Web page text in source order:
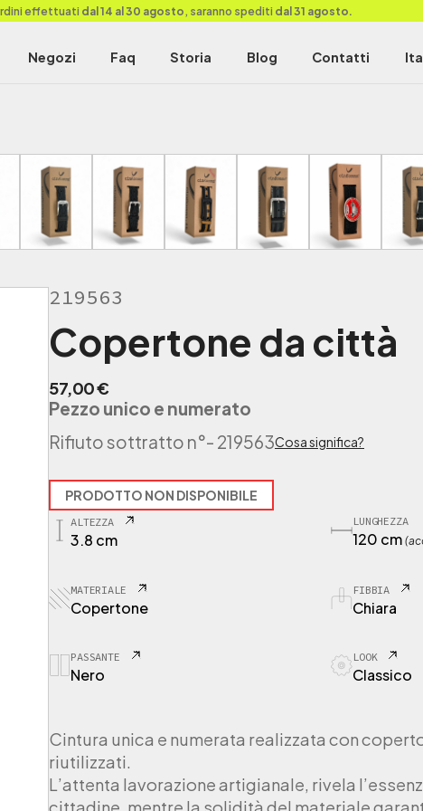
effettuati dal 14 al 30 agosto , saranno spediti dal 31 agosto.
Negozi Faq Storia Blog Contatti
219563
Copertone da città
57,00€
Pezzo unico e numerato
Rifiuto sottratto n°- 219563Cosa significa?
PRODOTTO NON DISPONIBILE
ALTEZZA
3.8 cm
LUNGHEZZA
120 cm
MATERIALE
Copertone
FIBBIA
Chiara
PASSANTE
Nero
LOOK
Classico
Cintura unica e numerata realizzata con
riutilizzati.
L’attenta lavorazione artigianale, rivela
cittadine, mentre la solidità del materiale